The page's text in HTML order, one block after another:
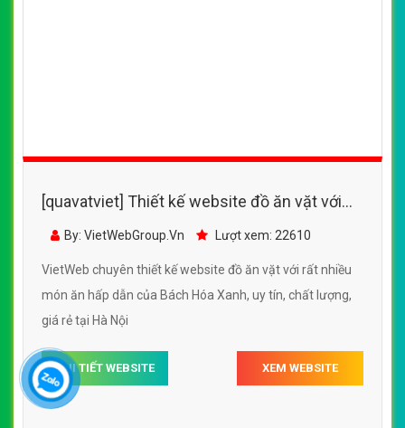
[quavatviet] Thiết kế website đồ ăn vặt với
rất nhiều món ăn hấp dẫn của Bách Hóa
By: VietWebGroup.Vn Lượt xem: 22610
VietWeb chuyên thiết kế website đồ ăn vặt với rất nhiều
món ăn hấp dẫn của Bách Hóa Xanh, uy tín, chất lượng,
giá rẻ tại Hà Nội
CHI TIẾT WEBSITE XEM WEBSITE